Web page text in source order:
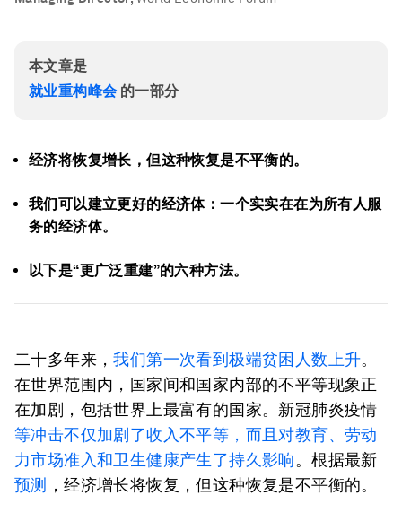
本文章是
就业重构峰会的一部分
经济将恢复增长，但这种恢复是不平衡的。
我们可以建立更好的经济体：一个实实在在为所有人服
务的经济体。
以下是“更广泛重建”的六种方法。
二十多年来，我们第一次看到极端贫困人数上升。
在世界范围内，国家间和国家内部的不平等现象正
在加剧，包括世界上最富有的国家。新冠肺炎疫情
等冲击不仅加剧了收入不平等，而且对教育、劳动
力市场准入和卫生健康产生了持久影响。根据最新
预测
，经济增长将恢复，但这种恢复是不平衡的。